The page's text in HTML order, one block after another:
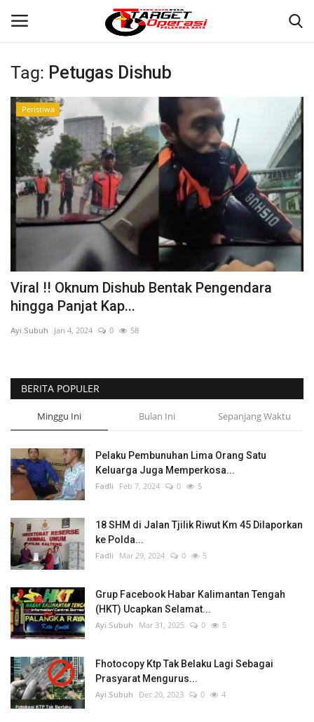
Login Register
Home
Contact
PALANGKA RAYA
NASIONAL
WISATA
KULINER
TO Network
TO.CHANEL
UMKM
Tag: Petugas Dishub
Peristiwa
Viral !! Oknum Dishub Bentak Pengendara
hingga Panjat Kap...
Ayi.Subuh Jan 4, 2024 0 58
BERITA POPULER
Minggu Ini Bulan Ini Sepanjang Waktu
Pelaku Pembunuhan Lima Orang Satu
Keluarga Juga Memperkosa...
Fadli Feb 7, 2024 0 5
18 SHM di Jalan Tjilik Riwut Km 45 Dilaporkan
ke Polda...
Fadli Mar 29, 2024 0 5
Grup Facebook Habar Kalimantan Tengah
(HKT) Ucapkan Selamat...
Ayi.Subuh Mar 31, 2025 0 5
Fhotocopy Ktp Tak Belaku Lagi Sebagai
Prasyarat Mengurus...
Ayi.Subuh Dec 20, 2023 0 4